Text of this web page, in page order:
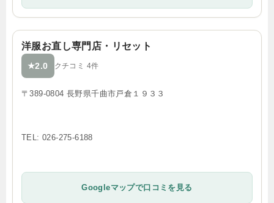
洋服お直し専門店・リセット
★2.0 クチコミ 4件
〒389-0804 長野県千曲市戸倉１９３３
TEL: 026-275-6188
Googleマップで口コミを見る